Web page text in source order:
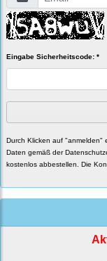
Eingabe Sicherheitscode: *
Durch Klicken auf "anmelden"
Daten gemäß der
kostenlos abbestellen. Die